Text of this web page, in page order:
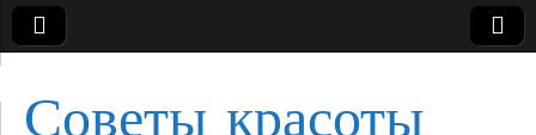
Советы красоты